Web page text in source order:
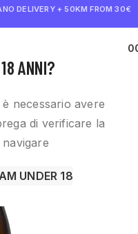
ANNI?
necessario avere
di verificare la
UNDER 18
DELIVERY + 50KM FROM 30€